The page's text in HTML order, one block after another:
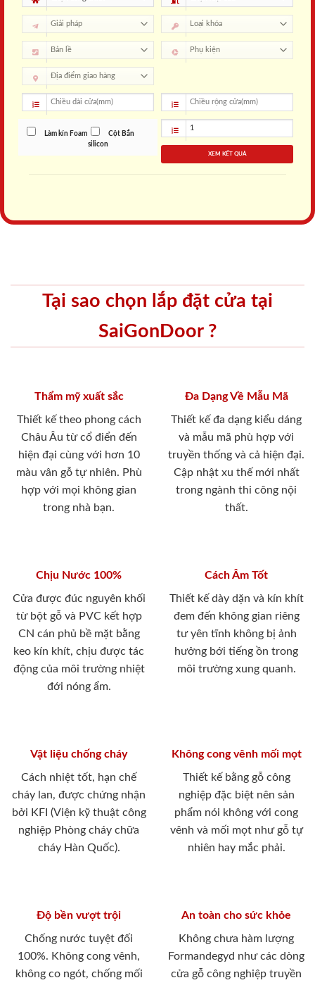
Làm kín Foam
Cột Bắn
silicon
XEM KẾT QUẢ
Tại sao chọn lắp đặt cửa tại
SaiGonDoor ?
Thẩm mỹ xuất sắc
Thiết kế theo phong cách
Châu Âu từ cổ điển đến
hiện đại cùng với hơn 10
màu vân gỗ tự nhiên. Phù
hợp với mọi không gian
trong nhà bạn.
Đa Dạng Về Mẫu Mã
Thiết kế đa dạng kiểu dáng
và mẫu mã phù hợp với
truyền thống và cả hiện đại.
Cập nhật xu thế mới nhất
trong ngành thi công nội
thất.
Chịu Nước 100%
Cửa được đúc nguyên khối
từ bột gỗ và PVC kết hợp
CN cán phủ bề mặt bằng
keo kín khít, chịu được tác
động của môi trường nhiệt
đới nóng ẩm.
Cách Âm Tốt
Thiết kế dày dặn và kín khít
đem đến không gian riêng
tư yên tĩnh không bị ảnh
hưởng bới tiếng ồn trong
môi trường xung quanh.
Vật liệu chống cháy
Cách nhiệt tốt, hạn chế
cháy lan, được chứng nhận
bởi KFI (Viện kỹ thuật công
nghiệp Phòng cháy chữa
cháy Hàn Quốc).
Không cong vênh mối mọt
Thiết kế bằng gỗ công
nghiệp đặc biệt nên sản
phẩm nói không với cong
vênh và mối mọt như gỗ tự
nhiên hay mắc phải.
Độ bền vượt trội
Chống nước tuyệt đối
100%. Không cong vênh,
không co ngót, chống mối
An toàn cho sức khỏe
Không chưa hàm lượng
Formandegyd như các dòng
cửa gỗ công nghiệp truyền